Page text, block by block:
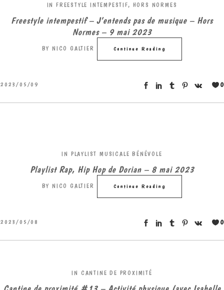
IN FREESTYLE INTEMPESTIF, HORS NORMES
Freestyle intempestif – J’entends pas de musique – Hors
Normes – 9 mai 2023
BY NICO GALTIER Continue Reading
2023/05/09 0
IN PLAYLIST MUSICALE BÉNÉVOLE
Playlist Rap, Hip Hop de Dorian – 8 mai 2023
BY NICO GALTIER Continue Reading
2023/05/08 0
IN CANTINE DE PROXIMITÉ